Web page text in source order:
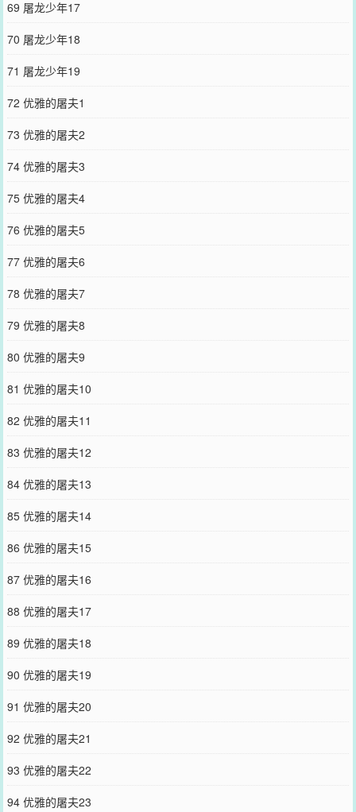
69 屠龙少年17
70 屠龙少年18
71 屠龙少年19
72 优雅的屠夫1
73 优雅的屠夫2
74 优雅的屠夫3
75 优雅的屠夫4
76 优雅的屠夫5
77 优雅的屠夫6
78 优雅的屠夫7
79 优雅的屠夫8
80 优雅的屠夫9
81 优雅的屠夫10
82 优雅的屠夫11
83 优雅的屠夫12
84 优雅的屠夫13
85 优雅的屠夫14
86 优雅的屠夫15
87 优雅的屠夫16
88 优雅的屠夫17
89 优雅的屠夫18
90 优雅的屠夫19
91 优雅的屠夫20
92 优雅的屠夫21
93 优雅的屠夫22
94 优雅的屠夫23